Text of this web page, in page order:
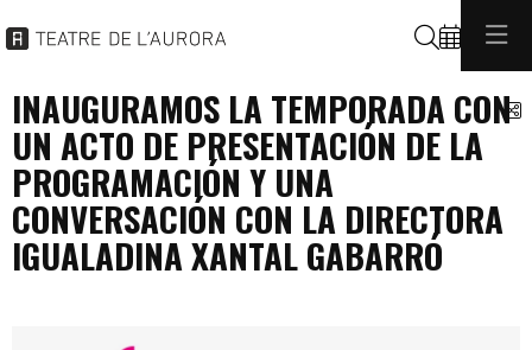
Buscar
INAUGURAMOS LA TEMPORADA CON
UN ACTO DE PRESENTACIÓN DE LA
PROGRAMACIÓN Y UNA
CONVERSACIÓN CON LA DIRECTORA
IGUALADINA XANTAL GABARRÓ